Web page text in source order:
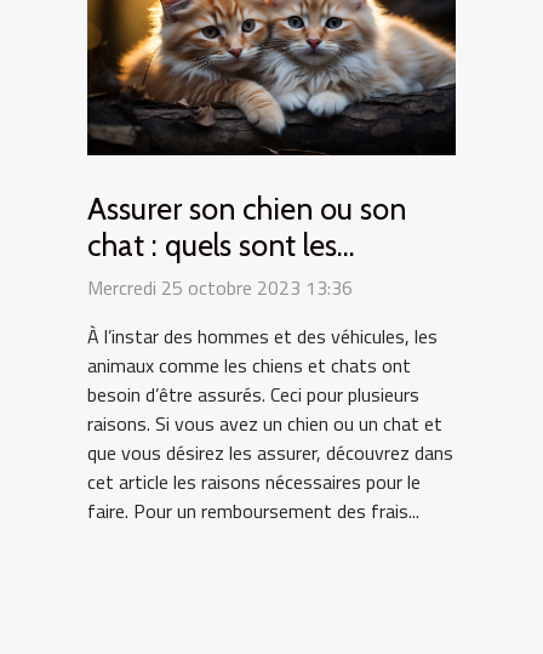
Assurer son chien ou son
chat : quels sont les
intérêts ?
Mercredi 25 octobre 2023 13:36
À l’instar des hommes et des véhicules, les
animaux comme les chiens et chats ont
besoin d’être assurés. Ceci pour plusieurs
raisons. Si vous avez un chien ou un chat et
que vous désirez les assurer, découvrez dans
cet article les raisons nécessaires pour le
faire. Pour un remboursement des frais...